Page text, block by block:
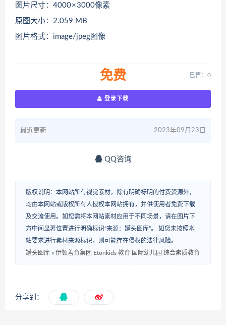
图片尺寸：4000 × 3000像素
原图大小：2.059 MB
图片格式：image/jpeg图像
免费 已售：0
登录下载
最近更新 2023年09月23日
QQ咨询
版权说明：本网站所有视觉素材，除有明确标明的付费资源外，
均由本网站或版权所有人授权本网站拥有，并供使用者免费下载
及交流使用。如您需将本网站素材应用于不同场景，请在图片下
方中间显著位置进行明确标识“来源：罐头图库”。 如您未按照本
站要求进行素材来源标识，则可能存在侵权的法律风险。
罐头图库 » 伊顿善育集团 Etonkids 教育 国际幼儿园 综合素质教育
分享到：